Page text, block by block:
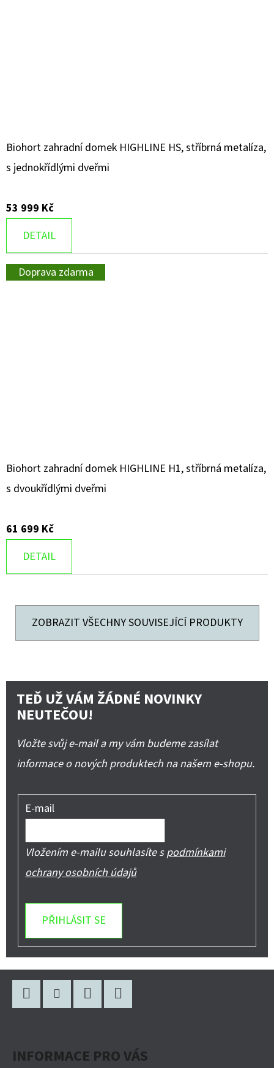
Biohort zahradní domek HIGHLINE HS, stříbrná metalíza,
s jednokřídlými dveřmi
53 999 Kč
DETAIL
Doprava zdarma
Biohort zahradní domek HIGHLINE H1, stříbrná metalíza,
s dvoukřídlými dveřmi
61 699 Kč
DETAIL
ZOBRAZIT VŠECHNY SOUVISEJÍCÍ PRODUKTY
TEĎ UŽ VÁM ŽÁDNÉ NOVINKY
NEUTEČOU!
Vložte svůj e-mail a my vám budeme zasílat
informace o nových produktech na našem e-shopu.
E-mail
Vložením e-mailu souhlasíte spodmínkami
ochrany osobních údajů
PŘIHLÁSIT SE
INFORMACE PRO VÁS